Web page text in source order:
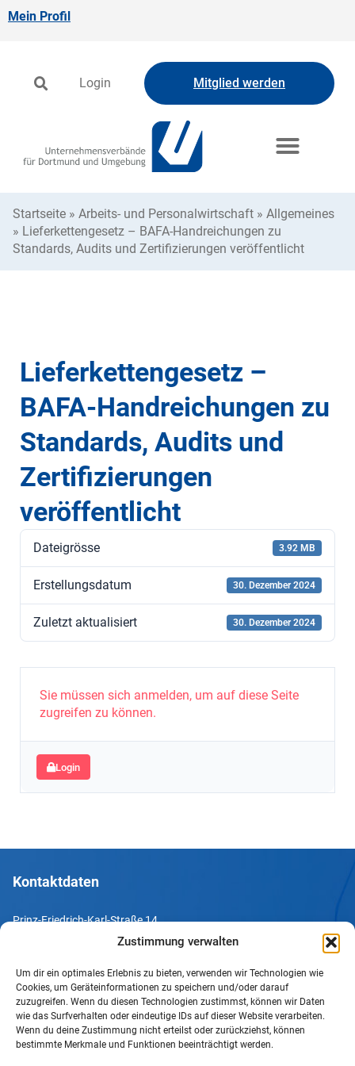
Zustimmung verwalten
Um dir ein optimales Erlebnis zu bieten, verwenden wir Technologien wie
Cookies, um Geräteinformationen zu speichern und/oder darauf
zuzugreifen. Wenn du diesen Technologien zustimmst, können wir Daten
wie das Surfverhalten oder eindeutige IDs auf dieser Website verarbeiten.
Wenn du deine Zustimmung nicht erteilst oder zurückziehst, können
bestimmte Merkmale und Funktionen beeinträchtigt werden.
Mein Profil
Login Mitglied werden
Startseite » Arbeits- und Personalwirtschaft » Allgemeines
» Lieferkettengesetz – BAFA-Handreichungen zu
Standards, Audits und Zertifizierungen veröffentlicht
Lieferkettengesetz –
BAFA-Handreichungen zu
Standards, Audits und
Zertifizierungen
veröffentlicht
Dateigrösse 3.92 MB
Erstellungsdatum 30. Dezember 2024
Zuletzt aktualisiert 30. Dezember 2024
Sie müssen sich anmelden, um auf diese Seite
zugreifen zu können.
Login
Kontaktdaten
Prinz-Friedrich-Karl-Straße 14
Tel. +49 231 952052-10
Fax +49 231 952052-60
e-Mail info@uv-do.de
Internet www.uv-do.de